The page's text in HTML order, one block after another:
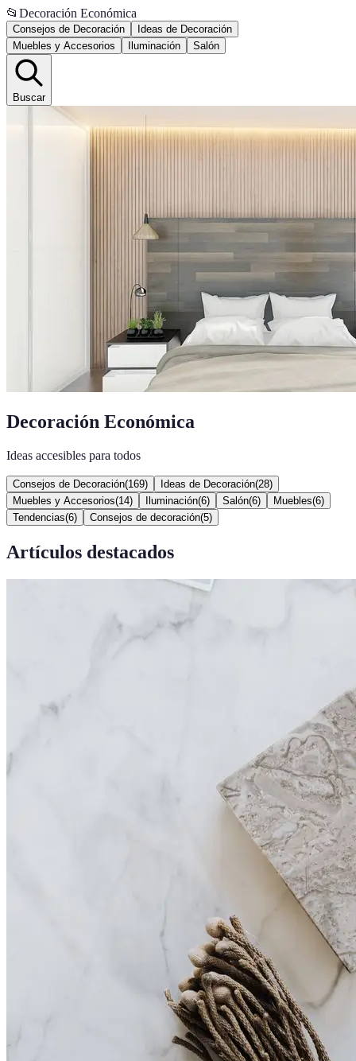
📂 Decoración Económica
Consejos de Decoración
Ideas de Decoración
Muebles y Accesorios
Iluminación Salón
Buscar
Decoración Económica
Ideas accesibles para todos
Consejos de Decoración(169) Ideas de Decoración(28)
Muebles y Accesorios(14) Iluminación(6) Salón(6) Muebles(6)
Tendencias(6) Consejos de decoración(5)
Artículos destacados